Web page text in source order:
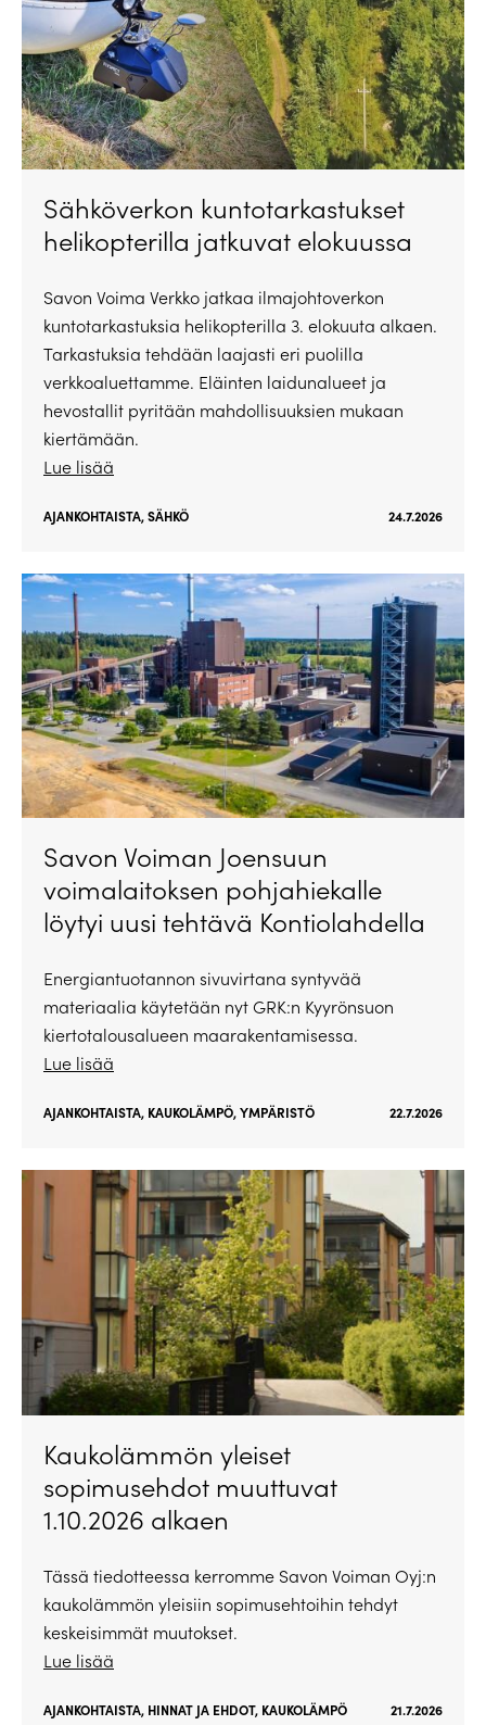
Sähköverkon kuntotarkastukset
helikopterilla jatkuvat elokuussa
Savon Voima Verkko jatkaa ilmajohtoverkon
kuntotarkastuksia helikopterilla 3. elokuuta alkaen.
Tarkastuksia tehdään laajasti eri puolilla
verkkoaluettamme. Eläinten laidunalueet ja
hevostallit pyritään mahdollisuuksien mukaan
kiertämään.
Lue lisää
AJANKOHTAISTA,SÄHKÖ 24.7.2026
Savon Voiman Joensuun
voimalaitoksen pohjahiekalle
löytyi uusi tehtävä Kontiolahdella
Energiantuotannon sivuvirtana syntyvää
materiaalia käytetään nyt GRK:n Kyyrönsuon
kiertotalousalueen maarakentamisessa.
Lue lisää
AJANKOHTAISTA, KAUKOLÄMPÖ,YMPÄRISTÖ 22.7.2026
Kaukolämmön yleiset
sopimusehdot muuttuvat
1.10.2026 alkaen
Tässä tiedotteessa kerromme Savon Voiman Oyj:n
kaukolämmön yleisiin sopimusehtoihin tehdyt
keskeisimmät muutokset.
Lue lisää
AJANKOHTAISTA, HINNAT JA EHDOT, KAUKOLÄMPÖ 21.7.2026